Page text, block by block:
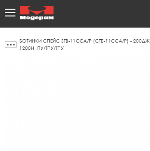
БОТИНКИ СПЕЙС STB-11СCA/Р (СТБ-11ССА/Р) - 200ДЖ,
1200Н, ПУ/ТПУ/ТПУ